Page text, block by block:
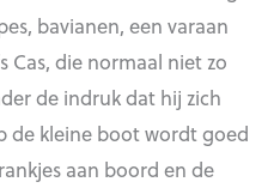
bavianen, een varaan
Cas, die normaal niet zo
de indruk dat hij zich
de kleine boot wordt goed
aan boord en de